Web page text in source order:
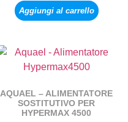
Aggiungi al carrello
AQUAEL – ALIMENTATORE
SOSTITUTIVO PER
HYPERMAX 4500